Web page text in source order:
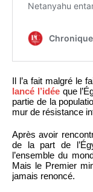
Il l’a fait malgré le
lancé l’idéeque
partie de la
mur de résistance
Après avoir
de la part de
l’ensemble du
Mais le Premier
jamais renoncé.